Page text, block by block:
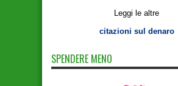
Leggi le altre
citazioni sul denaro
SPENDERE MENO